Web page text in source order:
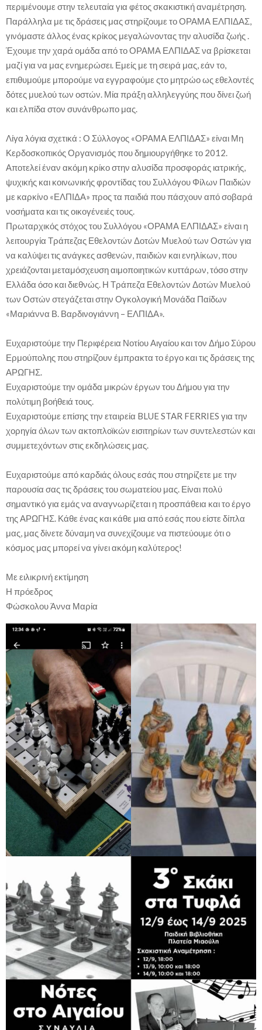
περιμένουμε στην τελευταία για φέτος σκακιστική αναμέτρηση.
Παράλληλα με τις δράσεις μας στηρίζουμε το ΟΡΑΜΑ ΕΛΠΙΔΑΣ,
γινόμαστε άλλος ένας κρίκος μεγαλώνοντας την αλυσίδα ζωής .
Έχουμε την χαρά ομάδα από το ΟΡΑΜΑ ΕΛΠΙΔΑΣ να βρίσκεται
μαζί για να μας ενημερώσει. Εμείς με τη σειρά μας, εάν το,
επιθυμούμε μπορούμε να εγγραφούμε ςτο μητρώο ως εθελοντές
δότες μυελού των οστών. Μία πράξη αλληλεγγύης που δίνει ζωή
και ελπίδα στον συνάνθρωπο μας.
Λίγα λόγια σχετικά : Ο Σύλλογος «ΟΡΑΜΑ ΕΛΠΙΔΑΣ» είναι Μη
Κερδοσκοπικός Οργανισμός που δημιουργήθηκε το 2012.
Αποτελεί έναν ακόμη κρίκο στην αλυσίδα προσφοράς ιατρικής,
ψυχικής και κοινωνικής φροντίδας του Συλλόγου Φίλων Παιδιών
με καρκίνο «ΕΛΠΙΔΑ» προς τα παιδιά που πάσχουν από σοβαρά
νοσήματα και τις οικογένειές τους.
Πρωταρχικός στόχος του Συλλόγου «ΟΡΑΜΑ ΕΛΠΙΔΑΣ» είναι η
λειτουργία Τράπεζας Εθελοντών Δοτών Μυελού των Οστών για
να καλύψει τις ανάγκες ασθενών, παιδιών και ενηλίκων, που
χρειάζονται μεταμόσχευση αιμοποιητικών κυττάρων, τόσο στην
Ελλάδα όσο και διεθνώς. Η Τράπεζα Εθελοντών Δοτών Μυελού
των Οστών στεγάζεται στην Ογκολογική Μονάδα Παίδων
«Μαριάννα Β. Βαρδινογιάννη – ΕΛΠΙΔΑ».
Ευχαριστούμε την Περιφέρεια Νοτίου Αιγαίου και τον Δήμο Σύρου
Ερμούπολης που στηρίζουν έμπρακτα το έργο και τις δράσεις της
ΑΡΩΓΗΣ.
Ευχαριστούμε την ομάδα μικρών έργων του Δήμου για την
πολύτιμη βοήθειά τους.
Ευχαριστούμε επίσης την εταιρεία BLUE STAR FERRIES για την
χορηγία όλων των ακτοπλοϊκών εισιτηρίων των συντελεστών και
συμμετεχόντων στις εκδηλώσεις μας.
Ευχαριστούμε από καρδιάς όλους εσάς που στηρίζετε με την
παρουσία σας τις δράσεις του σωματείου μας. Είναι πολύ
σημαντικό για εμάς να αναγνωρίζεται η προσπάθεια και το έργο
της ΑΡΩΓΗΣ. Κάθε ένας και κάθε μια από εσάς που είστε δίπλα
μας, μας δίνετε δύναμη να συνεχίζουμε να πιστεύουμε ότι ο
κόσμος μας μπορεί να γίνει ακόμη καλύτερος!
Με ειλικρινή εκτίμηση
Η πρόεδρος
Φώσκολου Άννα Μαρία